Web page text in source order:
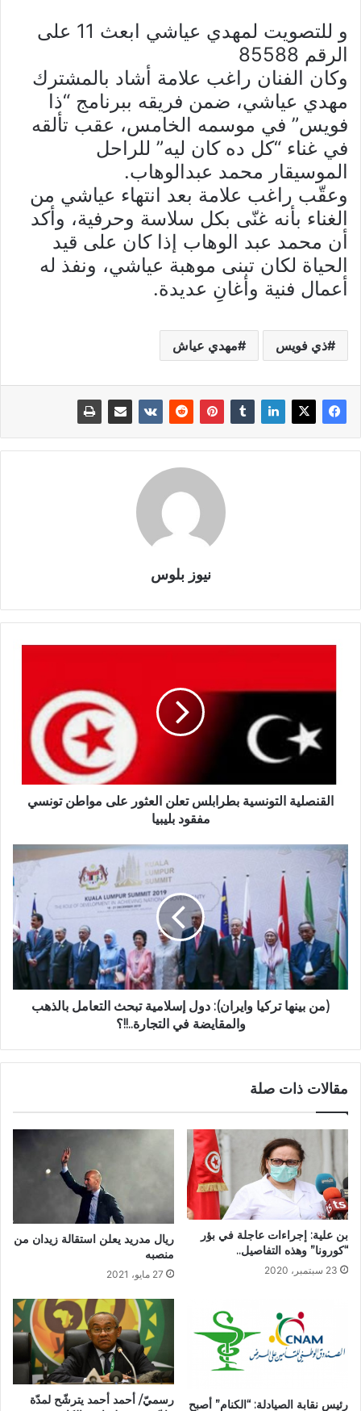
و للتصويت لمهدي عياشي ابعث 11 على
الرقم 85588
وكان الفنان راغب علامة أشاد بالمشترك
مهدي عياشي، ضمن فريقه ببرنامج “ذا
فويس” في موسمه الخامس، عقب تألقه
في غناء “كل ده كان ليه” للراحل
الموسيقار محمد عبدالوهاب.
وعقّب راغب علامة بعد انتهاء عياشي من
الغناء بأنه غنّى بكل سلاسة وحرفية، وأكد
أن محمد عبد الوهاب إذا كان على قيد
الحياة لكان تبنى موهبة عياشي، ونفذ له
أعمال فنية وأغانِِ عديدة.
ذي فويس مهدي عياش
نيوز بلوس
القنصلية التونسية بطرابلس تعلن العثور على مواطن تونسي
مفقود بليبيا
(من بينها تركيا وايران): دول إسلامية تبحث التعامل بالذهب
والمقايضة في التجارة..!!؟
مقالات ذات صلة
بن علية: إجراءات عاجلة في بؤر
“كورونا” وهذه التفاصيل..
23 سبتمبر، 2020
ريال مدريد يعلن استقالة زيدان من
منصبه
27 مايو، 2021
رئيس نقابة الصيادلة: “الكنام” أصبح
رسميّ/ أحمد أحمد يترشّح لمدّة